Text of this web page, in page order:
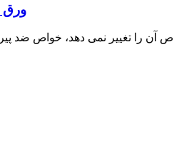
ورق
را تغییر نمی دهد، خواص ضد